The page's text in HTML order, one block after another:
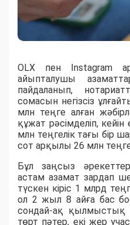
OLX пен Instagram
айыпталушы
пайдаланып,
сомасын негізсіз
млн теңге алған
құжат рәсімделіп,
млн теңгелік тағы бір
сот арқылы 26 млн теңге
Бұл заңсыз
астам азамат зардап
түскен кіріс 1 млрд
ол 2 жыл 8 айға бас
сондай-ақ қылмыстық
төрт пәтер, екі жер